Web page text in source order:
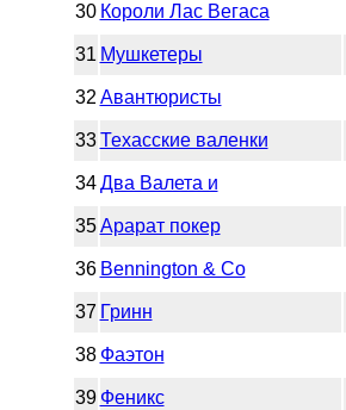
30 Короли Лас Вегаса
31 Мушкетеры
32 Авантюристы
33 Техасские валенки
34 Два Валета и
35 Арарат покер
36 Bennington & Co
37 Гринн
38 Фаэтон
39 Феникс